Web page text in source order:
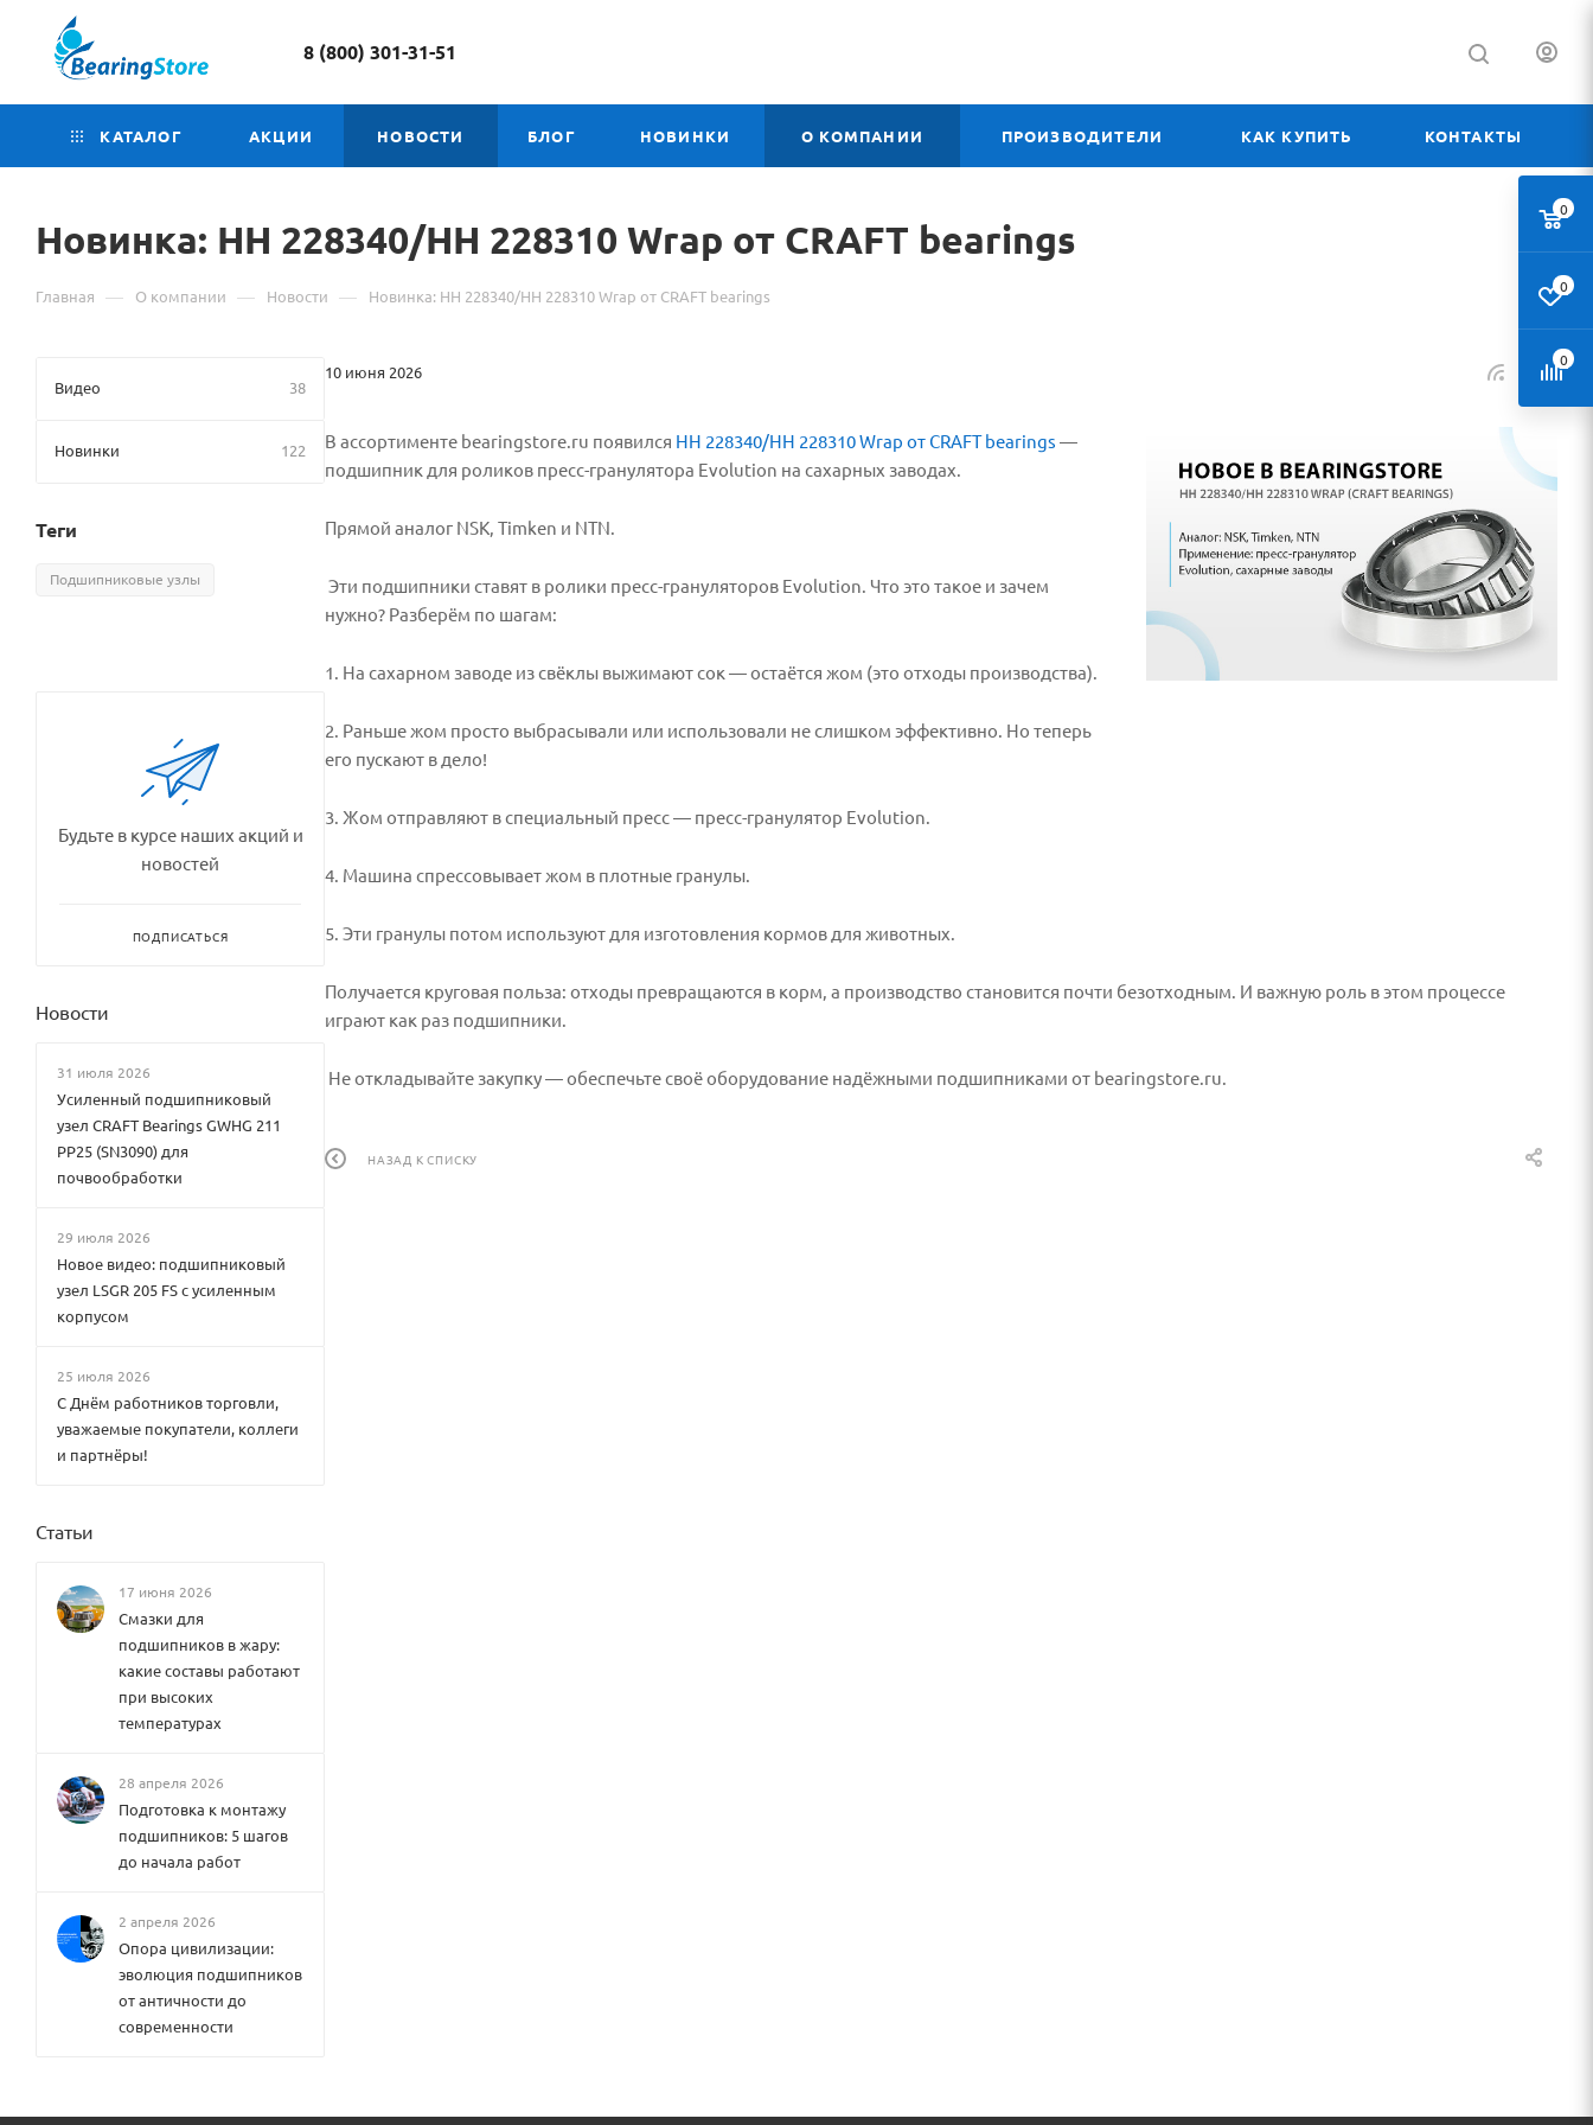
8 (800) 301-31-51
КАТАЛОГ АКЦИИ НОВОСТИ БЛОГ НОВИНКИ О КОМПАНИИ ПРОИЗВОДИТЕЛИ КАК КУПИТЬ КОНТАКТЫ
Новинка: HH 228340/HH 228310 Wrap от CRAFT bearings
Главная — О компании — Новости — Новинка: HH 228340/HH 228310 Wrap от CRAFT bearings
10 июня 2026
В ассортименте bearingstore.ru появился HH 228340/HH 228310 Wrap от CRAFT bearings —
подшипник для роликов пресс-гранулятора Evolution на сахарных заводах.
Прямой аналог NSK, Timken и NTN.
Эти подшипники ставят в ролики пресс-грануляторов Evolution. Что это такое и зачем
нужно? Разберём по шагам:
1. На сахарном заводе из свёклы выжимают сок — остаётся жом (это отходы производства).
2. Раньше жом просто выбрасывали или использовали не слишком эффективно. Но теперь
его пускают в дело!
3. Жом отправляют в специальный пресс — пресс-гранулятор Evolution.
4. Машина спрессовывает жом в плотные гранулы.
5. Эти гранулы потом используют для изготовления кормов для животных.
Получается круговая польза: отходы превращаются в корм, а производство становится почти безотходным. И важную роль в этом процессе
играют как раз подшипники.
Не откладывайте закупку — обеспечьте своё оборудование надёжными подшипниками от bearingstore.ru.
НАЗАД К СПИСКУ
Видео 38
Новинки 122
Теги
Подшипниковые узлы
Будьте в курсе наших акций и
новостей
ПОДПИСАТЬСЯ
Новости
31 июля 2026
Усиленный подшипниковый
узел CRAFT Bearings GWHG 211
PP25 (SN3090) для
почвообработки
29 июля 2026
Новое видео: подшипниковый
узел LSGR 205 FS с усиленным
корпусом
25 июля 2026
С Днём работников торговли,
уважаемые покупатели, коллеги
и партнёры!
Статьи
17 июня 2026
Смазки для
подшипников в жару:
какие составы работают
при высоких
температурах
28 апреля 2026
Подготовка к монтажу
подшипников: 5 шагов
до начала работ
2 апреля 2026
Опора цивилизации:
эволюция подшипников
от античности до
современности
0
0
0